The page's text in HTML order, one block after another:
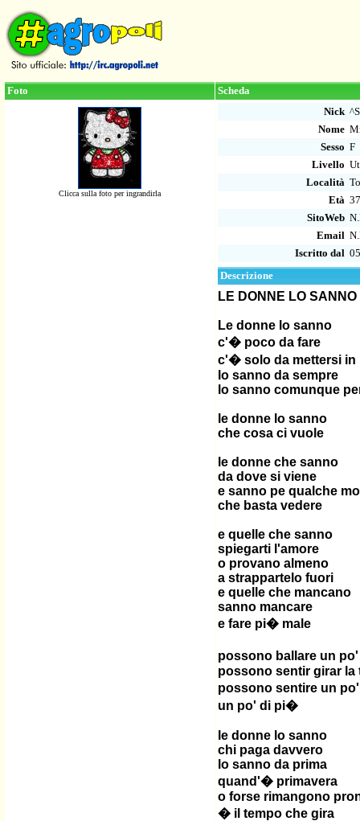
Foto Scheda
Clicca sulla foto per ingrandirla
Nick
Nome
Sesso F
Livello
Località
Età 37
SitoWeb
Email
Iscritto dal
Descrizione
LE DONNE LO
Le donne lo sanno
c'� poco da fare
c'� solo da mettersi in
lo sanno da sempre
lo sanno comunque
le donne lo sanno
che cosa ci vuole
le donne che sanno
da dove si viene
e sanno pe qualche
che basta vedere
e quelle che sanno
spiegarti l'amore
o provano almeno
a strappartelo fuori
e quelle che mancano
sanno mancare
e fare pi� male
possono ballare un
possono sentir girar la
possono sentire un
un po' di pi�
le donne lo sanno
chi paga davvero
lo sanno da prima
quand'� primavera
o forse rimangono
� il tempo che gira